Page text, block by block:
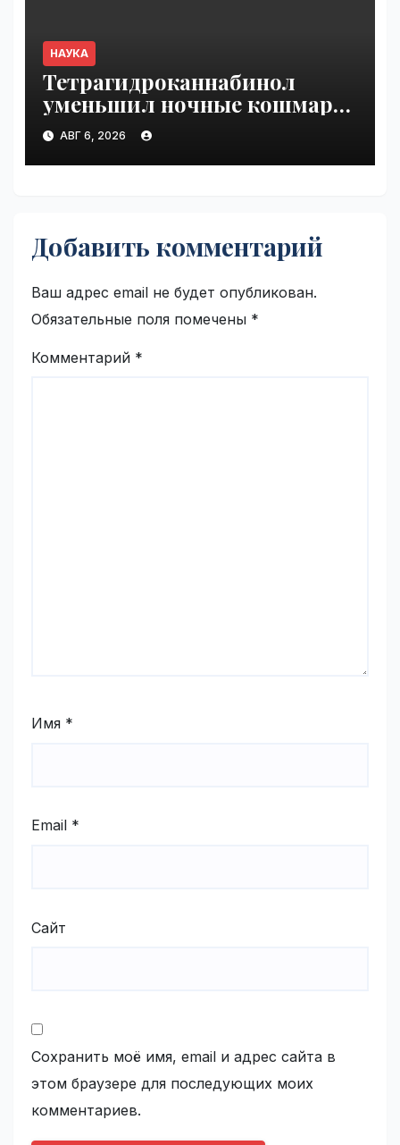
НАУКА
Тетрагидроканнабинол
уменьшил ночные кошмары
при ПТСР | VseTime.ru
АВГ 6, 2026
Добавить комментарий
Ваш адрес email не будет опубликован.
Обязательные поля помечены *
Комментарий *
Имя *
Email *
Сайт
Сохранить моё имя, email и адрес сайта в
этом браузере для последующих моих
комментариев.